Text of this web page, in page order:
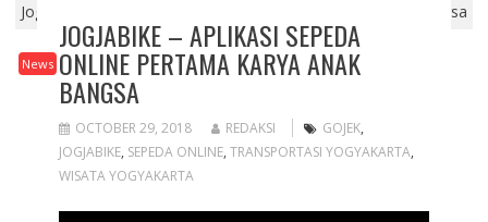
Jogjabike – Aplikasi Sepeda Online Pertama Karya Anak Bangsa
News
JOGJABIKE – APLIKASI SEPEDA
ONLINE PERTAMA KARYA ANAK
BANGSA
OCTOBER 29, 2018 REDAKSI GOJEK,
JOGJABIKE, SEPEDA ONLINE, TRANSPORTASI YOGYAKARTA,
WISATA YOGYAKARTA